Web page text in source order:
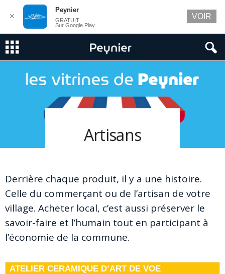
Artisans
Derrière chaque produit, il y a une histoire.
Celle du commerçant ou de l’artisan de votre
village. Acheter local, c’est aussi préserver le
savoir-faire et l’humain tout en participant à
l’économie de la commune.
ATELIER CERAMIQUE D’ART DE VOE
✕
Peynier
GRATUIT
Sur Google Play
VOIR